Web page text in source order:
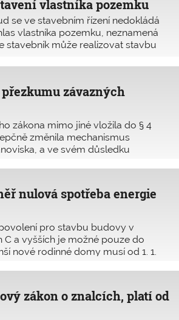
vlastníka pozemku
§ 184a stavebního zákona
řízení
se ve stavebním řízení nedokládá
vlastníka pozemku, neznamená
stavebník může realizovat stavbu
Problematiku vysvětluje metodická
závazných
zákona mimo jiné vložila do § 4
změnila mechanismus
a ve svém důsledku
zákona zahájit nejpozději v
nebo nejpozději do jednoho roku
která z těchto lhůt uplyne dříve.
nulová spotřeba energie
pro stavbu budovy v
a vyšších je možné pouze do
nové rodinné domy musí od 1. 1.
energie (OZE). Požadavky definuje
energetické náročnosti budov.
zákon o znalcích, platí od